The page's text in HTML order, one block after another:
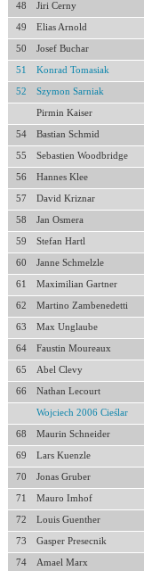
48 Jiri Cerny
49 Elias Arnold
50 Josef Buchar
51 Konrad Tomasiak
52 Szymon Sarniak
Pirmin Kaiser
54 Bastian Schmid
55 Sebastien Woodbridge
56 Hannes Klee
57 David Kriznar
58 Jan Osmera
59 Stefan Hartl
60 Janne Schmelzle
61 Maximilian Gartner
62 Martino Zambenedetti
63 Max Unglaube
64 Faustin Moureaux
65 Abel Clevy
66 Nathan Lecourt
Wojciech 2006 Cieślar
68 Maurin Schneider
69 Lars Kuenzle
70 Jonas Gruber
71 Mauro Imhof
72 Louis Guenther
73 Gasper Presecnik
74 Amael Marx